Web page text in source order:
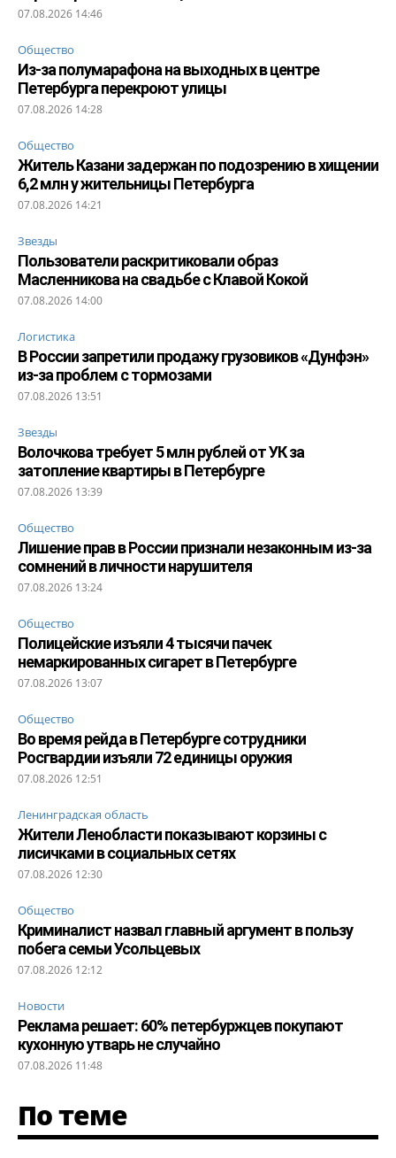
07.08.2026 14:46
Общество
Из-за полумарафона на выходных в центре
Петербурга перекроют улицы
07.08.2026 14:28
Общество
Житель Казани задержан по подозрению в хищении
6,2 млн у жительницы Петербурга
07.08.2026 14:21
Звезды
Пользователи раскритиковали образ
Масленникова на свадьбе с Клавой Кокой
07.08.2026 14:00
Логистика
В России запретили продажу грузовиков «Дунфэн»
из-за проблем с тормозами
07.08.2026 13:51
Звезды
Волочкова требует 5 млн рублей от УК за
затопление квартиры в Петербурге
07.08.2026 13:39
Общество
Лишение прав в России признали незаконным из-за
сомнений в личности нарушителя
07.08.2026 13:24
Общество
Полицейские изъяли 4 тысячи пачек
немаркированных сигарет в Петербурге
07.08.2026 13:07
Общество
Во время рейда в Петербурге сотрудники
Росгвардии изъяли 72 единицы оружия
07.08.2026 12:51
Ленинградская область
Жители Ленобласти показывают корзины с
лисичками в социальных сетях
07.08.2026 12:30
Общество
Криминалист назвал главный аргумент в пользу
побега семьи Усольцевых
07.08.2026 12:12
Новости
Реклама решает: 60% петербуржцев покупают
кухонную утварь не случайно
07.08.2026 11:48
По теме